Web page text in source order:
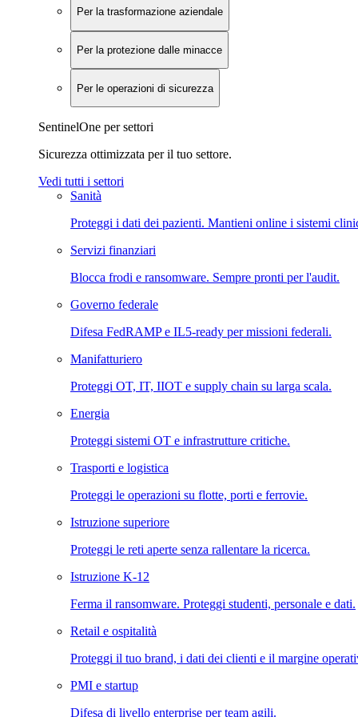
Per la trasformazione aziendale
Per la protezione dalle minacce
Per le operazioni di sicurezza
SentinelOne per settori
Sicurezza ottimizzata per il tuo settore.
Vedi tutti i settori
Sanità
Proteggi i dati dei pazienti. Mantieni online i sistemi
Servizi finanziari
Blocca frodi e ransomware. Sempre pronti per l'audit.
Governo federale
Difesa FedRAMP e IL5-ready per missioni federali.
Manifatturiero
Proteggi OT, IT, IIOT e supply chain su larga scala.
Energia
Proteggi sistemi OT e infrastrutture critiche.
Trasporti e logistica
Proteggi le operazioni su flotte, porti e ferrovie.
Istruzione superiore
Proteggi le reti aperte senza rallentare la ricerca.
Istruzione K-12
Ferma il ransomware. Proteggi studenti, personale e dati.
Retail e ospitalità
Proteggi il tuo brand, i dati dei clienti e il margine
PMI e startup
Difesa di livello enterprise per team agili.